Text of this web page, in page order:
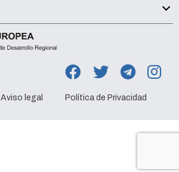
Aviso legal Política de Privacidad